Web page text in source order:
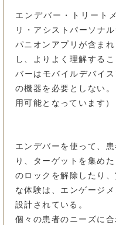
エンデバー・トリート
リ・アシストパーソナ
パニオンアプリが含ま
し、よりよく理解する
バーはモバイルデバイ
の機器を必要としない
用可能となっています）
エンデバーを使って、
り、ターゲットを集め
のロックを解除したり
な体験は、エンゲージ
設計されている。
個々の患者のニーズに